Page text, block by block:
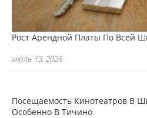
Рост Арендной Платы По Всей
июль 13, 2026
Посещаемость Кинотеатров В
Особенно В Тичино